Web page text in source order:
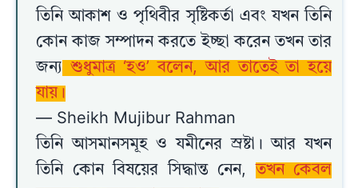
তিনি আকাশ ও পৃথিবীর সৃষ্টিকর্তা এবং যখন তিনি
কোন কাজ সম্পাদন করতে ইচ্ছা করেন তখন তার
জন্য শুধুমাত্র ‘হও’ বলেন, আর তাতেই তা হয়ে
যায়।
— Sheikh Mujibur Rahman
তিনি আসমানসমূহ ও যমীনের স্রষ্টা। আর যখন
তিনি কোন বিষয়ের সিদ্ধান্ত নেন,তখন কেবল